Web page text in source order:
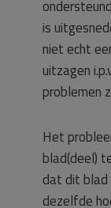
is
niet echt
uitzagen
problemen
Het
blad(deel)
dat dit blad
dezelfde